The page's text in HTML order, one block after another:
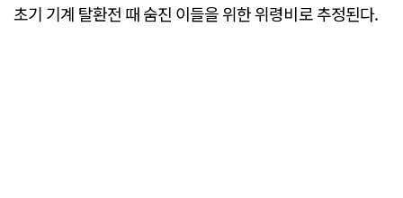
초기 기계 탈환전 때 숨진 이들을 위한 위령비로 추정된다.